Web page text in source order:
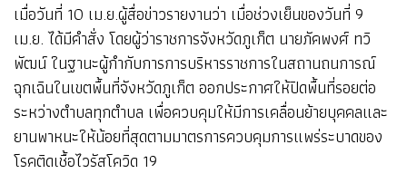
เมื่อวันที่ 10 เม.ย.ผู้สื่อข่าวรายงานว่า เมื่อช่วงเย็นของวันที่ 9
เม.ย. ได้มีคำสั่ง โดยผู้ว่าราชการจังหวัดภูเก็ต นายภัคพงศ์ ทวิ
พัฒน์ ในฐานะผู้กำกับการการบริหารราชการในสถานถนการณ์
ฉุกเฉินในเขตพื้นที่จังหวัดภูเก็ต ออกประกาศให้ปิดพื้นที่รอยต่อ
ระหว่างตำบลทุกตำบล เพื่อควบคุมให้มีการเคลื่อนย้ายบุคคลและ
ยานพาหนะให้น้อยที่สุดตามมาตรการควบคุมการแพร่ระบาดของ
โรคติดเชื้อไวรัสโควิด 19